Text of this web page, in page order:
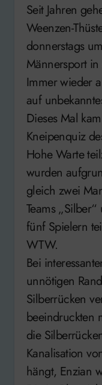
Seit Jahren gehen die Silberrücken des SV
Weenzen-
donnerstags
Männersport
Immer wieder
auf
Dieses Mal
Kneipenquiz
Hohe Warte
wurden
gleich zwei
Teams
fünf Spielern
WTW.
Bei
unnötigen
Silberrücken
beeindruckten
die
Kanalisation
hängt, Enzian